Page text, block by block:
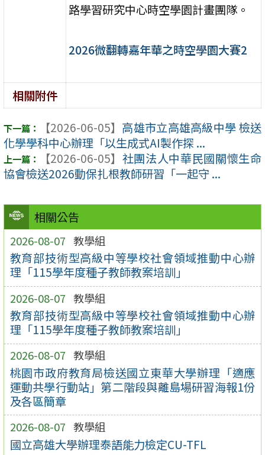
相關公告
2026-08-07 教學組
教育部技術型高級中等學校社會領域推動中心辦
理「115學年度種子教師教案培訓」
2026-08-07 教學組
教育部技術型高級中等學校社會領域推動中心辦
理「115學年度種子教師教案培訓」
2026-08-07 教學組
桃園市政府教育局檢送國立東華大學辦理「適應
運動共學行動站」第二階段與離島場研習海報1份
及各區簡章
2026-08-07 教學組
國立高雄大學辦理泰語能力檢定CU-TFL
路學習研究中心時空學園計畫團隊。
2026微翻轉嘉年華之時空學園大賽2
相關附件
【2026-06-05】 高雄市立高雄高級中學 檢送
化學學科中心辦理「以生成式AI製作探 ...
【2026-06-05】 社團法人中華民國關懷生命
協會檢送2026動保扎根教師研習「一起守 ...